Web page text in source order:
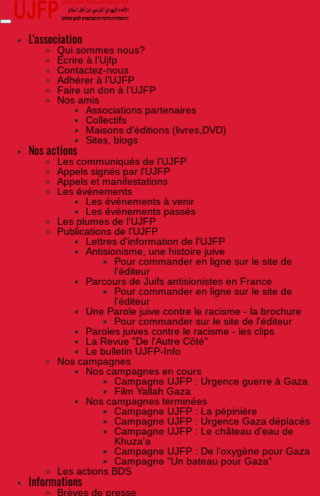
Skip
the
contentL'association
Qui sommes nous?
Ecrire à l’Ujfp
Contactez-nous
Adhérer à l’UJFP
Faire un don à l’UJFP
Nos amis
Associations partenaires
Collectifs
Maisons d’éditions (livres,DVD)
Sites, blogs
Nos actions
Les communiqués de l'UJFP
Appels signés par l'UJFP
Appels et manifestations
Les événements
Les événements à venir
Les événements passés
Les plumes de l'UJFP
Publications de l'UJFP
Lettres d'information de l'UJFP
Antisionisme, une histoire juive
Pour commander en ligne sur le site de
l'éditeur
Parcours de Juifs antisionistes en France
Pour commander en ligne sur le site de
l'éditeur
Une Parole juive contre le racisme - la brochure
Pour commander sur le site de l'éditeur
Paroles juives contre le racisme - les clips
La Revue "De l'Autre Côté"
Le bulletin UJFP-Info
Nos campagnes
Nos campagnes en cours
Campagne UJFP : Urgence guerre à Gaza
Film Yallah Gaza
Nos campagnes terminées
Campagne UJFP : La pépinière
Campagne UJFP : Urgence Gaza déplacés
Campagne UJFP : Le château d'eau de
Khuza'a
Campagne UJFP : De l'oxygène pour Gaza
Campagne "Un bateau pour Gaza"
Les actions BDS
Informations
Brèves de presse